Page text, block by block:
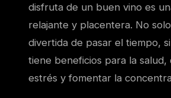
disfruta de un buen vino es
relajante y placentera. No
divertida de pasar el tiempo,
tiene beneficios para la
estrés y fomentar la